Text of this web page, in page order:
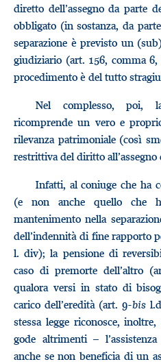
diretto dell’assegno da parte
obbligato (in sostanza, da
separazione è previsto un
giudiziario (art. 156, comma
procedimento è del tutto
Nel complesso, poi,
ricomprende un vero e
rilevanza patrimoniale (così
restrittiva del diritto
Infatti, al coniuge che ha
(e non anche quello che
mantenimento nella
dell’indennità di fine rapporto
l. div); la pensione di
caso di premorte dell’altro
qualora versi in stato di
carico dell’eredità (art. 9-bis
stessa legge riconosce,
gode altrimenti –
anche se non beneficia di un